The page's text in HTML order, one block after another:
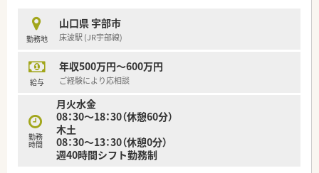
＜法人特徴＞
■福岡県本社で全国43都道府県に店舗展開しております。
開業支援まで行っているため、医療機関との関係も良好で「医
ます。
■異動・転勤について
②エリア社員：限定した地区内での転居を伴う異動が可能な社員
③薬剤師職Ⅲ（ローカル社員）：転居を伴う異動がない社員から選
択可能です。
■休暇制度や福利厚生面も充実
正社員であれば有給は入社時から付与。
勤務地
山口県 宇部市
床波駅 (JR宇部線)
給与
年収500万円～600万円
ご経験により応相談
勤務
時間
月火水金
08：30～18：30（休憩60分）
木土
08：30～13：30（休憩0分）
週40時間シフト勤務制